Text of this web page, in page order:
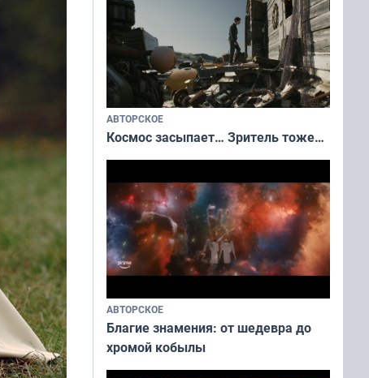
АВТОРСКОЕ
Космос засыпает… Зритель тоже…
АВТОРСКОЕ
Благие знамения: от шедевра до
хромой кобылы